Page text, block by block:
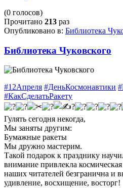
(0 голосов)
Прочитано 213 раз
Опубликовано в: Библиотека
Библиотека Чуковского
#12Апреля #ДеньКосмонавтики
#КакСделатьРакету
Гулять сегодня некогда,
Мы заняты другим:
Бумажные ракеты
Мы дружно мастерим.
Такой подарок к празднику
внимание привлекла
наших читателей безгранична и
удивление, восхищение, восторг!